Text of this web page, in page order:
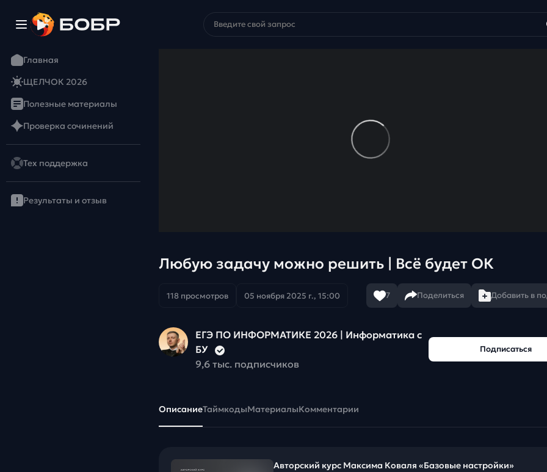
Главная
ЩЕЛЧОК 2026
Полезные материалы
Проверка сочинений
Тех поддержка
Результаты и отзыв
Любую задачу можно решить | Всё будет ОК
118 просмотров 05 ноября 2025 г., 15:00 7 Поделиться Добавить в
ЕГЭ ПО ИНФОРМАТИКЕ 2026 | Информатика с
БУ
9,6 тыс. подписчиков
Подписаться
ОписаниеТаймкодыМатериалыКомментарии
Авторский курс Максима Коваля «Базовые настройки»